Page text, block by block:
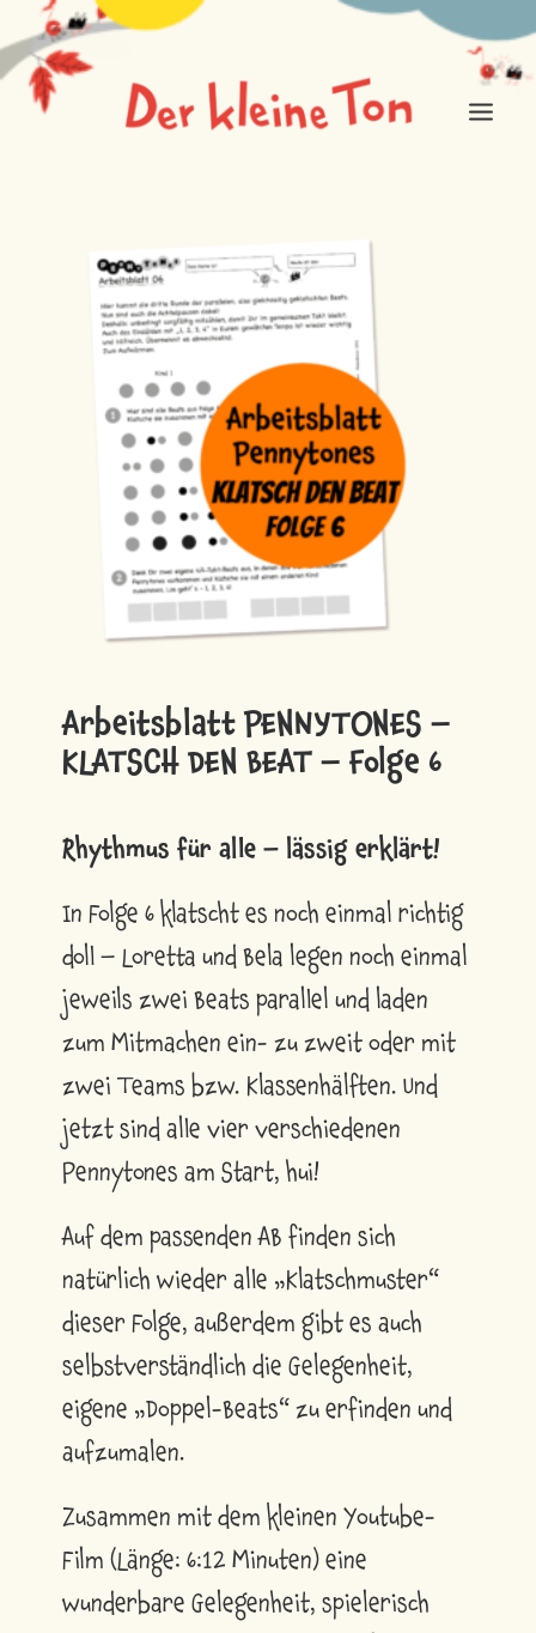
FÜR MICH IST DAS MUSIK
NEUIGKEITEN
EINKAUFSLADEN
LOGIN / REGISTER
CART
Arbeitsblatt PENNYTONES –
KLATSCH DEN BEAT – Folge 6
Rhythmus für alle – lässig erklärt!
In Folge 6 klatscht es noch einmal richtig
doll – Loretta und Bela legen noch einmal
jeweils zwei Beats parallel und laden
zum Mitmachen ein- zu zweit oder mit
zwei Teams bzw. Klassenhälften. Und
jetzt sind alle vier verschiedenen
Pennytones am Start, hui!
Auf dem passenden AB finden sich
natürlich wieder alle „Klatschmuster“
dieser Folge, außerdem gibt es auch
selbstverständlich die Gelegenheit,
eigene „Doppel-Beats“ zu erfinden und
aufzumalen.
Zusammen mit dem kleinen Youtube-
Film (Länge: 6:12 Minuten) eine
wunderbare Gelegenheit, spielerisch